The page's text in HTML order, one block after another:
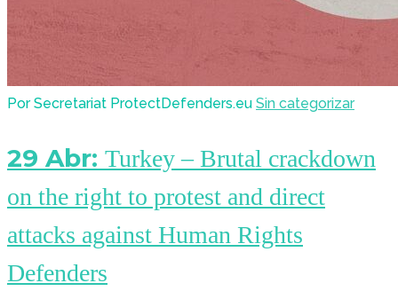
Por Secretariat ProtectDefenders.eu Sin categorizar
29 Abr: Turkey – Brutal crackdown
on the right to protest and direct
attacks against Human Rights
Defenders